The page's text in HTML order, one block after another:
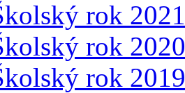
rok
rok
rok